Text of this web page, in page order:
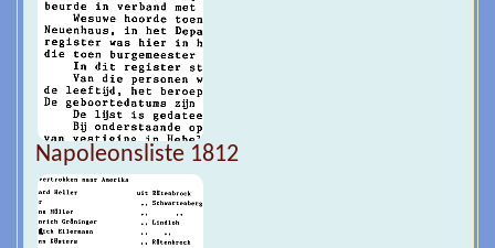
Napoleonsliste 1812